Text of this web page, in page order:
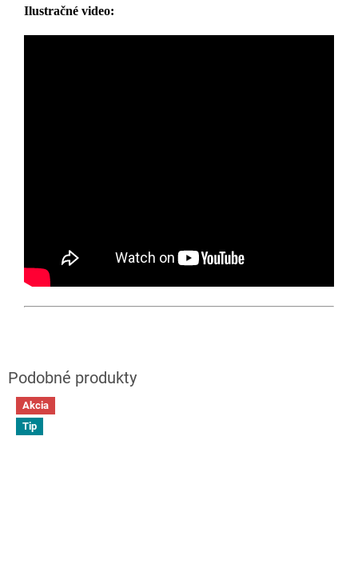
Ilustračné video:
Akcia
Tip